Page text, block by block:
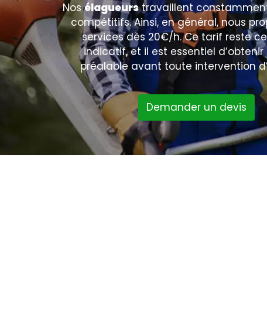
Nosélagueurstravaillent
compétitifs. Ainsi, en général, nous
services dès 20€/h. Ce tarif reste
indicatif, et il est essentiel
préalable avant toute intervention
Demander un devis